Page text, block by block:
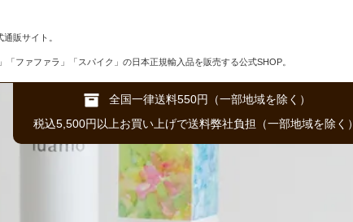
販サイト。
ファファラ」「スパイク」の日本正規輸入品を販売する公式SHOP。
全国一律送料550円（一部地域を除く）
税込5,500円以上お買い上げで送料弊社負担（一部地域を除く）